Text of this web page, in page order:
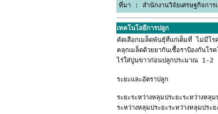
ที่มา : สำนักงานวิจัยเศรษฐกิจการ
เทคโนโลยีการปลูก
คัดเลือกเมล็ดพันธุ์ที่แก่เต็มที่ ไม่มีโ
คลุกเมล็ดด้วยยากันเชื้อราป้องกันโ
ไร่ใส่ปูนขาวก่อนปลูกประมาณ 1-2
ระยะและอัตราปลูก
ระยะระหว่างหลุมประยะระหว่างหลุ
ระหว่างหลุมประยะระหว่างหลุมประ